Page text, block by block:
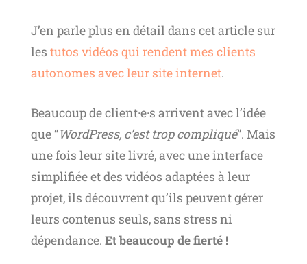
J’en parle plus en détail dans cet article sur
les tutos vidéos qui rendent mes clients
autonomes avec leur site internet.
Beaucoup de client·e·s arrivent avec l’idée
que “WordPress, c’est trop compliqué”. Mais
une fois leur site livré, avec une interface
simplifiée et des vidéos adaptées à leur
projet, ils découvrent qu’ils peuvent gérer
leurs contenus seuls, sans stress ni
dépendance. Et beaucoup de fierté !